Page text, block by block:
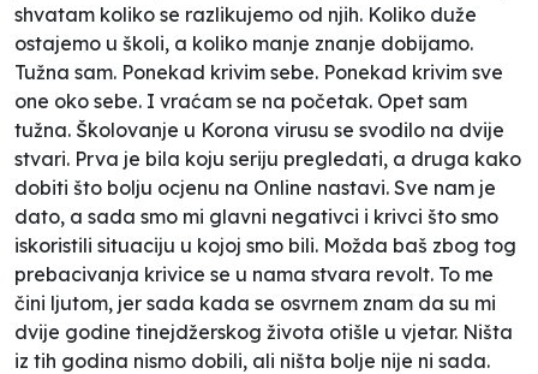
shvatam koliko se razlikujemo od njih. Koliko duže
ostajemo u školi, a koliko manje znanje dobijamo.
Tužna sam. Ponekad krivim sebe. Ponekad krivim sve
one oko sebe. I vraćam se na početak. Opet sam
tužna. Školovanje u Korona virusu se svodilo na dvije
stvari. Prva je bila koju seriju pregledati, a druga kako
dobiti što bolju ocjenu na Online nastavi. Sve nam je
dato, a sada smo mi glavni negativci i krivci što smo
iskoristili situaciju u kojoj smo bili. Možda baš zbog tog
prebacivanja krivice se u nama stvara revolt. To me
čini ljutom, jer sada kada se osvrnem znam da su mi
dvije godine tinejdžerskog života otišle u vjetar. Ništa
iz tih godina nismo dobili, ali ništa bolje nije ni sada.